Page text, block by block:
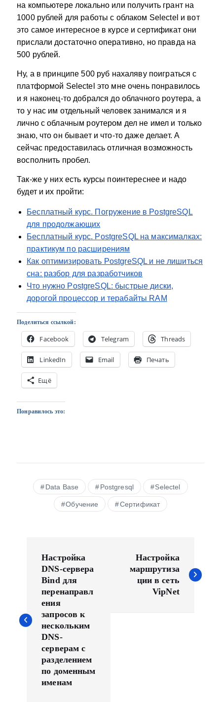
на компьютере локально или получить грант на
1000 рублей для работы с облаком Selectel и вот
это самое интересное в курсе и сертификат они
прислали достаточно оперативно, но правда на
500 рублей.
Ну, а в принципе 500 руб нахаляву поиграться с
платформой Selectel это мне очень понравилось
и я наконец-то добрался до облачного роутера, а
то у нас им отдельный человек занимался и я
лично с облачным роутером дел не имел и только
знаю, что он бывает и что-то даже делает. А
сейчас предоставилась отличная возможность
восполнить пробел.
Так-же у них есть курсы поинтереснее и надо
будет и их пройти:
Бесплатный курс. Погружение в PostgreSQL
для продолжающих
Бесплатный курс. PostgreSQL на максималках:
практикум по расширениям
Как оптимизировать PostgreSQL и не лишиться
сна: разбор для разработчиков
Что нужно PostgreSQL: быстрые диски,
дорогой процессор и терабайты RAM
Поделиться ссылкой:
Facebook Telegram Threads
LinkedIn Email Печать
Ещё
Понравилось это:
Data Base Postgresql Selectel
Обучение Сертификат
ц
Настройка
DNS-сервера
Bind для
перенаправл
ения
запросов к
нескольким
DNS-
серверам с
разделением
по доменным
именам
Настройка
маршрутиза
ции в сеть
VipNet